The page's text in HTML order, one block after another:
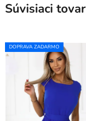
Súvisiaci tovar
DOPRAVA ZADARMO